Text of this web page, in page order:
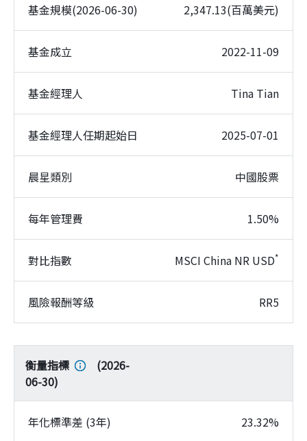
基金規模(2026-06-30) 2,347.13(百萬美元)
基金成立 2022-11-09
基金經理人 Tina Tian
基金經理人任期起始日 2025-07-01
晨星類別 中國股票
每年管理費 1.50%
對比指數 MSCI China NR USD*
風險報酬等級 RR5
衡量指標 (2026-
06-30)
年化標準差 (3年) 23.32%